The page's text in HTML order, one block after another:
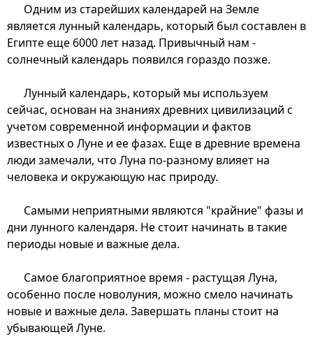
Одним из старейших календарей на Земле
является лунный календарь, который был составлен в
Египте еще 6000 лет назад. Привычный нам -
солнечный календарь появился гораздо позже.
Лунный календарь, который мы используем
сейчас, основан на знаниях древних цивилизаций с
учетом современной информации и фактов
известных о Луне и ее фазах. Еще в древние времена
люди замечали, что Луна по-разному влияет на
человека и окружающую нас природу.
Самыми неприятными являются "крайние" фазы и
дни лунного календаря. Не стоит начинать в такие
периоды новые и важные дела.
Самое благоприятное время - растущая Луна,
особенно после новолуния, можно смело начинать
новые и важные дела. Завершать планы стоит на
убывающей Луне.